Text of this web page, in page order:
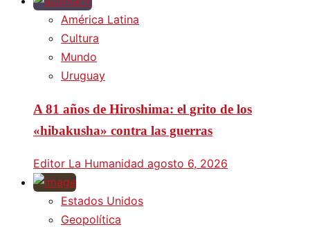
América Latina
Cultura
Mundo
Uruguay
A 81 años de Hiroshima: el grito de los
«hibakusha» contra las guerras
Editor La Humanidad agosto 6, 2026
Estados Unidos
Geopolítica